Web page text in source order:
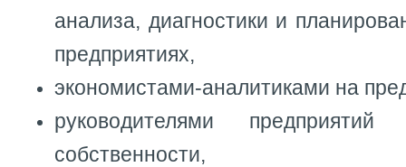
анализа, диагностики и
предприятиях,
экономистами-аналитиками на
руководителями
собственности,